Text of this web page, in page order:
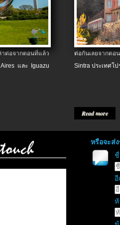
าต่อจากตอนที่แล้ว
และ Iguazu
ต่อกันเลยจากต
Sintra ประเทศโป
Read more
หรือจะส่
อี
หั